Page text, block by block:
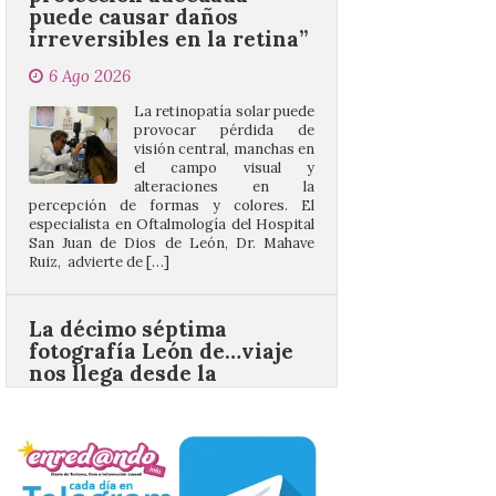
La retinopatía solar puede
provocar pérdida de
alteraciones en la
percepción de formas y colores. El
especialista en Oftalmología del Hospital
San Juan de Dios de León, Dr. Mahave
Ruiz, advierte de […]
La décimo séptima
fotografía León de…viaje
carretera CL 626 con
motivo de la marcha en
defensa de FEVE
6 Ago 2026
de…viaje. Una iniciativa
organizado por la sección
juvenil de la Asociación